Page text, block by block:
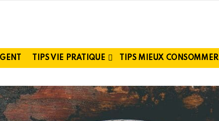
TIPS VIE PRATIQUE TIPS MIEUX CONSOMMER